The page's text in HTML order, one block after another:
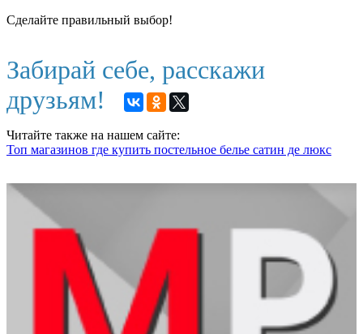
Сделайте правильный выбор!
Забирай себе, расскажи
друзьям!
Читайте также на нашем сайте:
Топ магазинов где купить постельное белье сатин де люкс